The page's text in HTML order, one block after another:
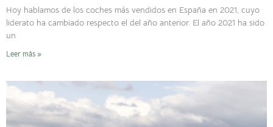
Hoy hablamos de los coches más vendidos en España en 2021, cuyo
liderato ha cambiado respecto el del año anterior. El año 2021 ha sido
un
Leer más »